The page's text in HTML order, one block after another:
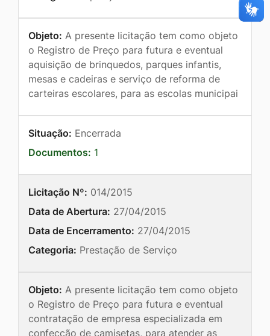
Objeto: A presente licitação tem como objeto
o Registro de Preço para futura e eventual
aquisição de brinquedos, parques infantis,
mesas e cadeiras e serviço de reforma de
carteiras escolares, para as escolas municipai
Situação: Encerrada
Documentos: 1
Licitação Nº: 014/2015
Data de Abertura: 27/04/2015
Data de Encerramento: 27/04/2015
Categoria: Prestação de Serviço
Objeto: A presente licitação tem como objeto
o Registro de Preço para futura e eventual
contratação de empresa especializada em
confecção de camisetas, para atender as